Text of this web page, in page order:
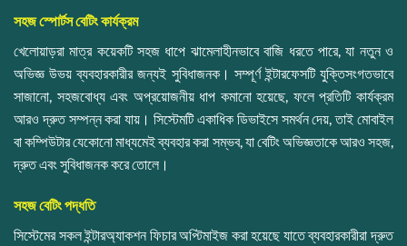
সহজ স্পোর্টস বেটিং কার্যক্রম
খেলোয়াড়রা মাত্র কয়েকটি সহজ ধাপে ঝামেলাহীনভাবে বাজি ধরতে পারে, যা নতুন ও
অভিজ্ঞ উভয় ব্যবহারকারীর জন্যই সুবিধাজনক। সম্পূর্ণ ইন্টারফেসটি যুক্তিসংগতভাবে
সাজানো, সহজবোধ্য এবং অপ্রয়োজনীয় ধাপ কমানো হয়েছে, ফলে প্রতিটি কার্যক্রম
আরও দ্রুত সম্পন্ন করা যায়। সিস্টেমটি একাধিক ডিভাইসে সমর্থন দেয়, তাই মোবাইল
বা কম্পিউটার যেকোনো মাধ্যমেই ব্যবহার করা সম্ভব, যা বেটিং অভিজ্ঞতাকে আরও সহজ,
দ্রুত এবং সুবিধাজনক করে তোলে।
সহজ বেটিং পদ্ধতি
সিস্টেমের সকল ইন্টারঅ্যাকশন ফিচার অপ্টিমাইজ করা হয়েছে যাতে ব্যবহারকারীরা দ্রুত